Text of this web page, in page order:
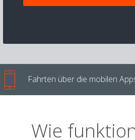
Fahrten über die mobilen
Wie